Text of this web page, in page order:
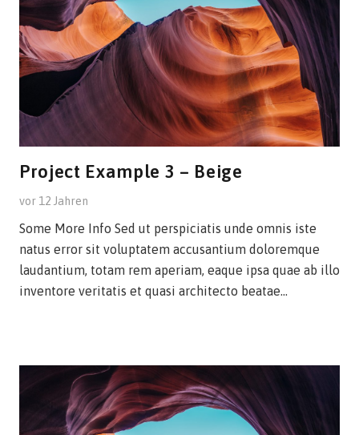
Project Example 3 – Beige
vor 12 Jahren
Some More Info Sed ut perspiciatis unde omnis iste
natus error sit voluptatem accusantium doloremque
laudantium, totam rem aperiam, eaque ipsa quae ab illo
inventore veritatis et quasi architecto beatae…